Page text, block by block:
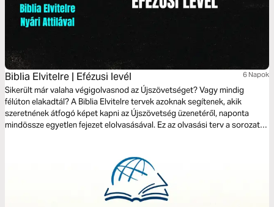
Biblia Elvitelre | Efézusi levél 6 Napok
Sikerült már valaha végigolvasnod az Újszövetséget? Vagy mindig
félúton elakadtál? A Biblia Elvitelre tervek azoknak segítenek, akik
szeretnének átfogó képet kapni az Újszövetség üzenetéről, naponta
mindössze egyetlen fejezet elolvasásával. Ez az olvasási terv a sorozat
kontextusba helyezni az adott részt, és elgondolkodni egy teológiai vagy
gyakorlati témán. Vágjunk is bele!